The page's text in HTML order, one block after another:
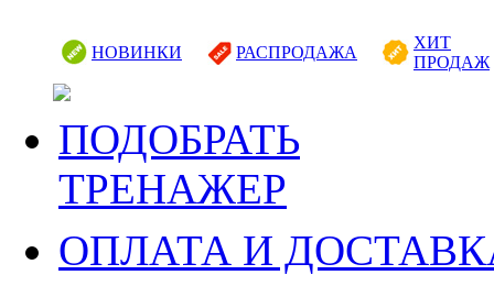
НОВИНКИ РАСПРОДАЖА
ХИТ
ПРОДАЖ
ПОДОБРАТЬ
ТРЕНАЖЕР
ОПЛАТА И